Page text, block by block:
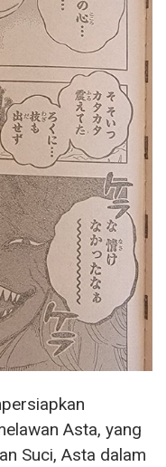
Asta, yang
Suci, Asta dalam